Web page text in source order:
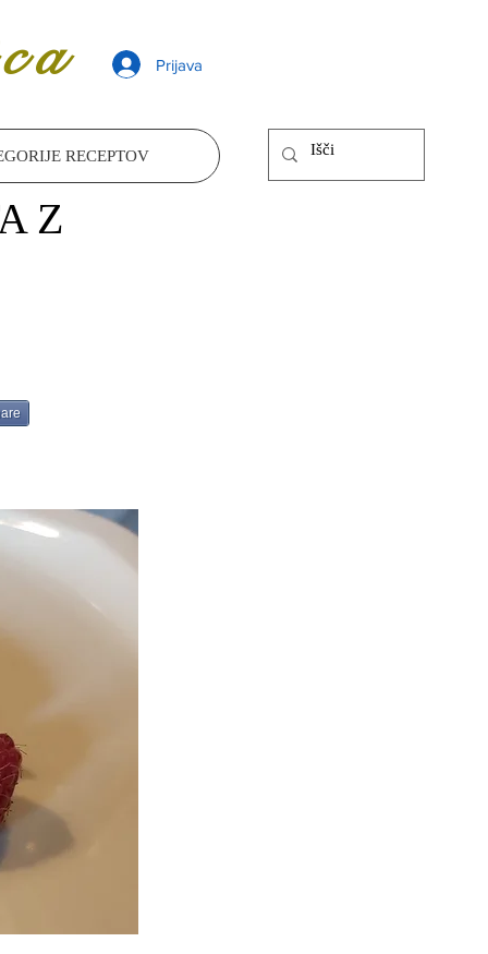
Prijava
RECEPTOV
Z